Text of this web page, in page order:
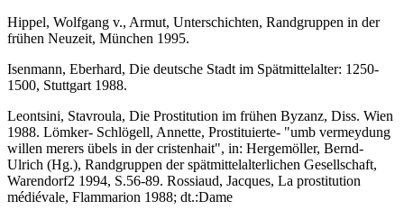
Hippel, Wolfgang v., Armut, Unterschichten, Randgruppen in der
frühen Neuzeit, München 1995.
Isenmann, Eberhard, Die deutsche Stadt im Spätmittelalter: 1250-
1500, Stuttgart 1988.
Leontsini, Stavroula, Die Prostitution im frühen Byzanz, Diss. Wien
1988. Lömker- Schlögell, Annette, Prostituierte- "umb vermeydung
willen merers übels in der cristenhait", in: Hergemöller, Bernd-
Ulrich (Hg.), Randgruppen der spätmittelalterlichen Gesellschaft,
Warendorf2 1994, S.56-89. Rossiaud, Jacques, La prostitution
médiévale, Flammarion 1988; dt.:Dame